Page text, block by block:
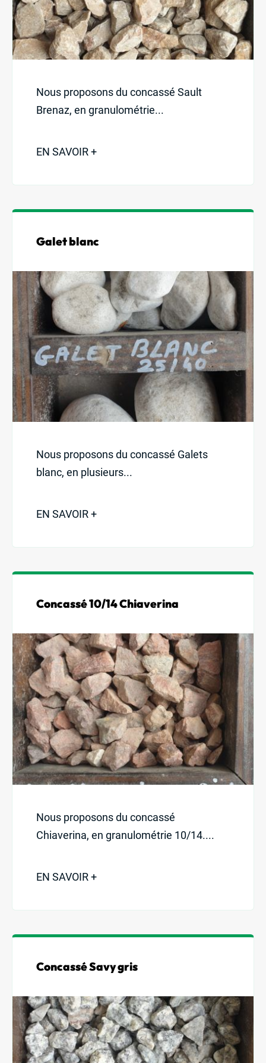
Nous proposons du concassé Sault
Brenaz, en granulométrie...
EN SAVOIR +
Galet blanc
Nous proposons du concassé Galets
blanc, en plusieurs...
EN SAVOIR +
Concassé 10/14 Chiaverina
Nous proposons du concassé
Chiaverina, en granulométrie 10/14....
EN SAVOIR +
Concassé Savy gris
Nos produits
Nos services
Demander un devis
L’entreprise
Nos activités
St-Martin : 04 78 48 68 57
St-Laurent : 04 72 31 13 00
Mornant : 04 23 32 41 71